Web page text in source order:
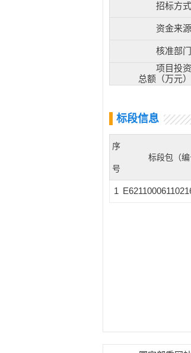
招标方式
资金来源
核准部门
项目投资
总额（万元）
标段信息
序
号
标段包（编
1